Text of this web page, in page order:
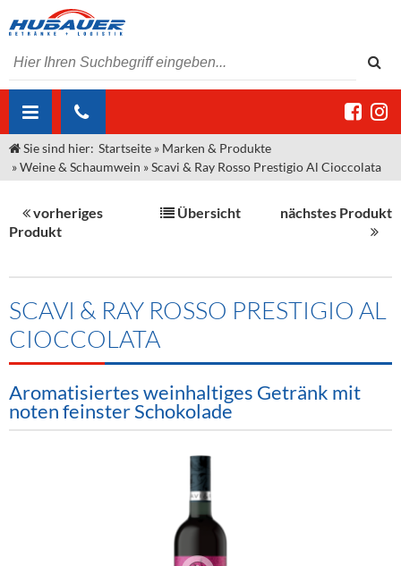
ÜBER UNS
Unser Liefergebiet
Kontakt
Angebote Gastronomie & Großhandel
Großhandel
"DroughtMaster"
Neuigkeiten
Termine
MARKEN & PRODUKTE
Sirup
Spirituosen
Alkoholfreie Getränke
Kommisionskauf & Lieferbedingungen
Fremddienstleistungen
Sie sind hier: Startseite » Marken & Produkte
»Weine & Schaumwein »Scavi & Ray Rosso Prestigio Al Cioccolata
vorheriges
Produkt
Übersicht nächstes Produkt
SCAVI & RAY ROSSO PRESTIGIO AL
CIOCCOLATA
Aromatisiertes weinhaltiges Getränk mit
noten feinster Schokolade